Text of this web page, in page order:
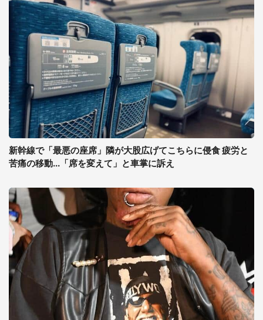
新幹線で「最悪の座席」隣が大股広げてこちらに侵食 疲労と
苦痛の移動...「席を変えて」と車掌に訴え